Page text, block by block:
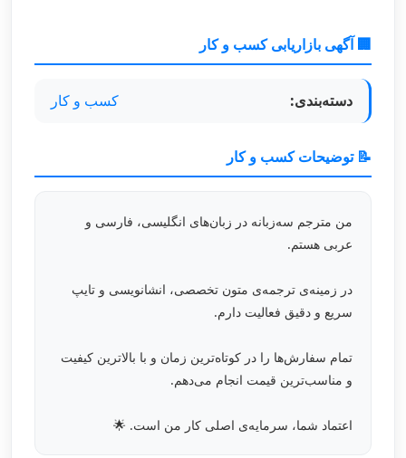
🏢 آگهی بازاریابی کسب و کار
دسته‌بندی: کسب و کار
📝 توضیحات کسب و کار
من مترجم سه‌زبانه در زبان‌های انگلیسی، فارسی و
عربی هستم.
در زمینه‌ی ترجمه‌ی متون تخصصی، انشانویسی و تایپ
سریع و دقیق فعالیت دارم.
تمام سفارش‌ها را در کوتاه‌ترین زمان و با بالاترین کیفیت
و مناسب‌ترین قیمت انجام می‌دهم.
اعتماد شما، سرمایه‌ی اصلی کار من است. 🌟